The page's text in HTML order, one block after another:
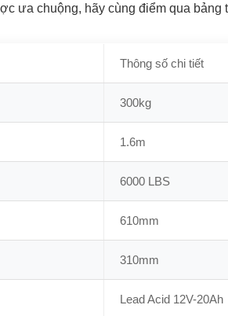
ưa chuộng, hãy cùng điểm qua
Thông số chi tiết
300kg
1.6m
6000 LBS
610mm
310mm
Lead Acid 12V-20Ah